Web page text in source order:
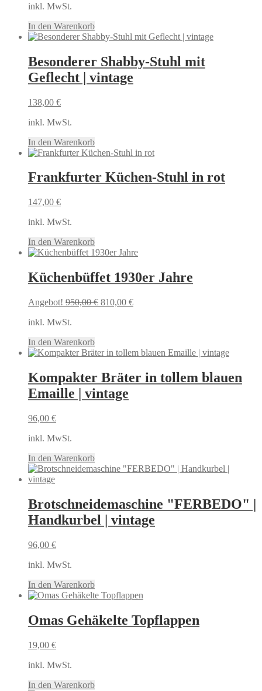
inkl. MwSt.
In den Warenkorb
Besonderer Shabby-Stuhl mit
Geflecht | vintage
138,00 €
inkl. MwSt.
In den Warenkorb
Frankfurter Küchen-Stuhl in rot
147,00 €
inkl. MwSt.
In den Warenkorb
Küchenbüffet 1930er Jahre
Angebot! 950,00€ Ursprünglicher
810,00 €Aktueller
inkl. MwSt.
In den Warenkorb
Kompakter Bräter in tollem blauen
Emaille | vintage
96,00 €
inkl. MwSt.
In den Warenkorb
Brotschneidemaschine "FERBEDO" |
Handkurbel | vintage
96,00 €
inkl. MwSt.
In den Warenkorb
Omas Gehäkelte Topflappen
19,00 €
inkl. MwSt.
In den Warenkorb